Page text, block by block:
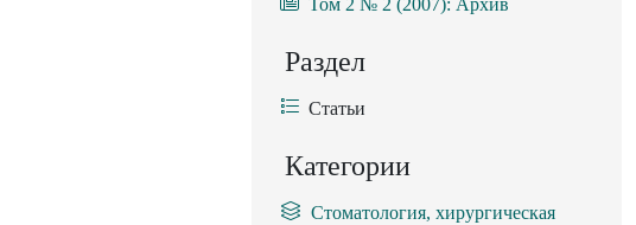
Том 2 № 2 (2007): Архив
Раздел
Статьи
Категории
Стоматология, хирургическая